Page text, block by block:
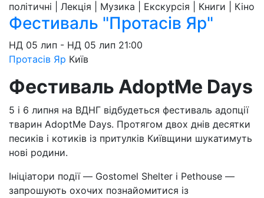
політичні | Лекція | Музика | Екскурсія | Книги | Кіно
Фестиваль "Протасів Яр"
НД 05 лип - НД 05 лип 21:00
Протасів Яр Київ
Фестиваль AdoptMe Days
5 і 6 липня на ВДНГ відбудеться фестиваль адопції
тварин AdoptMe Days. Протягом двох днів десятки
песиків і котиків із притулків Київщини шукатимуть
нові родини.
Ініціатори події — Gostomel Shelter і Pethouse —
запрошують охочих познайомитися із